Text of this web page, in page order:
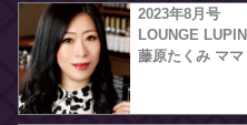
2023年8月号
LOUNGE LUPIN
藤原たくみ ママ